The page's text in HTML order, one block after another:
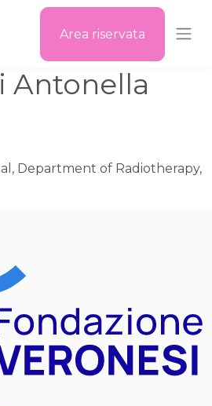
Area riservata
Antonella
Department of Radiotherapy,